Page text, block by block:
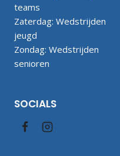
teams
Zaterdag: Wedstrijden
jeugd
Zondag: Wedstrijden
senioren
SOCIALS